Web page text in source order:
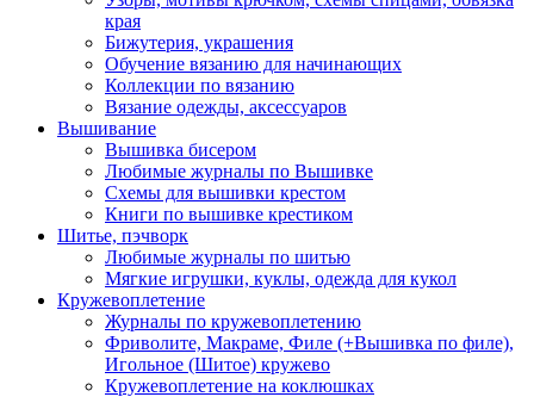
края
Бижутерия, украшения
Обучение вязанию для начинающих
Коллекции по вязанию
Вязание одежды, аксессуаров
Вышивание
Вышивка бисером
Любимые журналы по Вышивке
Схемы для вышивки крестом
Книги по вышивке крестиком
Шитье, пэчворк
Любимые журналы по шитью
Мягкие игрушки, куклы, одежда для кукол
Кружевоплетение
Журналы по кружевоплетению
Фриволите, Макраме, Филе (+Вышивка по филе),
Игольное (Шитое) кружево
Кружевоплетение на коклюшках